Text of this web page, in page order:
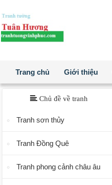
Trang chủ Giới thiệu
Chủ đề về tranh
Tranh sơn thủy
Tranh Đồng Quê
Tranh phong cảnh châu âu